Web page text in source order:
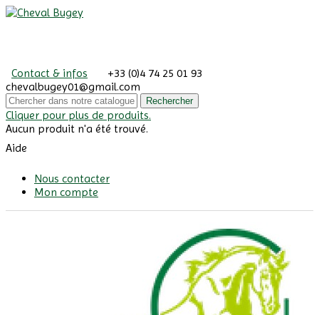
Contact & infos
+33 (0)4 74 25 01 93
chevalbugey01@gmail.com
Rechercher
Cliquer pour plus de produits.
Aucun produit n'a été trouvé.
Aide
Nous contacter
Mon compte